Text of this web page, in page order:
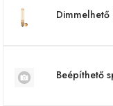
Beépíthető